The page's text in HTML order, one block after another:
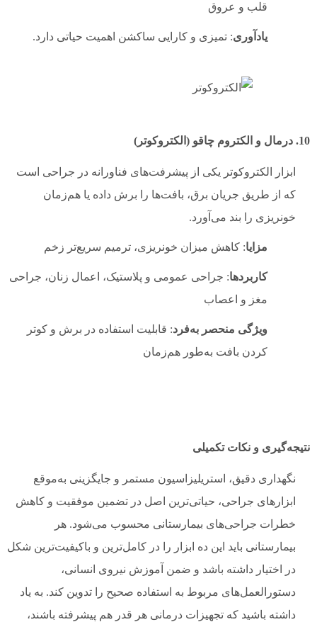
قلب و عروق
یادآوری: تمیزی و کارایی ساکشن اهمیت حیاتی دارد.
10. درمال و الکتروم چاقو (الکتروکوتر)
ابزار الکتروکوتر یکی از پیشرفت‌های فناورانه در جراحی است
که از طریق جریان برق، بافت‌ها را برش داده یا هم‌زمان
خونریزی را بند می‌آورد.
مزایا: کاهش میزان خونریزی، ترمیم سریع‌تر زخم
کاربردها: جراحی عمومی و پلاستیک، اعمال زنان، جراحی
مغز و اعصاب
ویژگی منحصر به‌فرد: قابلیت استفاده در برش و کوتر
کردن بافت به‌طور هم‌زمان
نتیجه‌گیری و نکات تکمیلی
نگهداری دقیق، استریلیزاسیون مستمر و جایگزینی به‌موقع
ابزارهای جراحی، حیاتی‌ترین اصل در تضمین موفقیت و کاهش
خطرات جراحی‌های بیمارستانی محسوب می‌شود. هر
بیمارستانی باید این ده ابزار را در کامل‌ترین و باکیفیت‌ترین شکل
در اختیار داشته باشد و ضمن آموزش نیروی انسانی،
دستورالعمل‌های مربوط به استفاده صحیح را تدوین کند. به یاد
داشته باشید که تجهیزات درمانی هر قدر هم پیشرفته باشند،